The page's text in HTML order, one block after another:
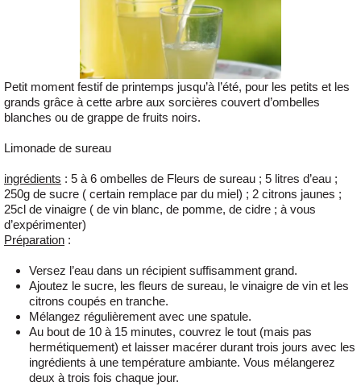
Petit moment festif de printemps jusqu’à l’été, pour les petits et les
grands grâce à cette arbre aux sorcières couvert d’ombelles
blanches ou de grappe de fruits noirs.
Limonade de sureau
ingrédients : 5 à 6 ombelles de Fleurs de sureau ; 5 litres d’eau ;
250g de sucre ( certain remplace par du miel) ; 2 citrons jaunes ;
25cl de vinaigre ( de vin blanc, de pomme, de cidre ; à vous
d’expérimenter)
Préparation :
Versez l’eau dans un récipient suffisamment grand.
Ajoutez le sucre, les fleurs de sureau, le vinaigre de vin et les
citrons coupés en tranche.
Mélangez régulièrement avec une spatule.
Au bout de 10 à 15 minutes, couvrez le tout (mais pas
hermétiquement) et laisser macérer durant trois jours avec les
ingrédients à une température ambiante. Vous mélangerez
deux à trois fois chaque jour.